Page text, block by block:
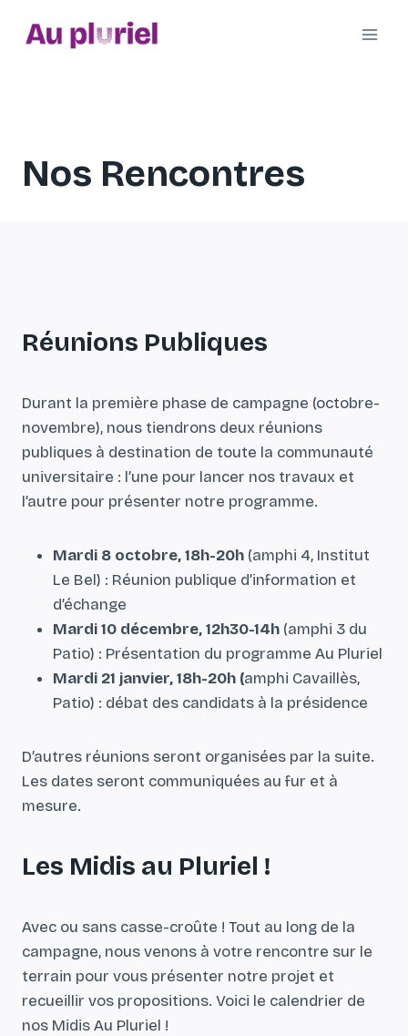
Nos Rencontres
Réunions Publiques
Durant la première phase de campagne (octobre-
novembre), nous tiendrons deux réunions
publiques à destination de toute la communauté
universitaire : l’une pour lancer nos travaux et
l’autre pour présenter notre programme.
Mardi 8 octobre, 18h-20h (amphi 4, Institut
Le Bel) : Réunion publique d’information et
d’échange
Mardi 10 décembre, 12h30-14h (amphi 3 du
Patio) : Présentation du programme Au Pluriel
Mardi 21 janvier, 18h-20h (amphi Cavaillès,
Patio) : débat des candidats à la présidence
D’autres réunions seront organisées par la suite.
Les dates seront communiquées au fur et à
mesure.
Les Midis au Pluriel !
Avec ou sans casse-croûte ! Tout au long de la
campagne, nous venons à votre rencontre sur le
terrain pour vous présenter notre projet et
recueillir vos propositions. Voici le calendrier de
nos Midis Au Pluriel !